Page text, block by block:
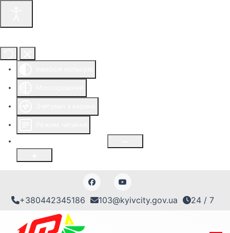
+380442345186 103@kyivcity.gov.ua 24 / 7